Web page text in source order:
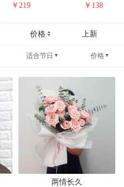
￥219
￥138
价格 上新
适合节日 价格
两情长久